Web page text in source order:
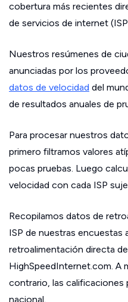
cobertura más recientes
de servicios de internet
Nuestros resúmenes de
anunciadas por los
datos de velocidad del
de resultados anuales de
Para procesar nuestros
primero filtramos valores
pocas pruebas. Luego
velocidad con cada ISP
Recopilamos datos de
ISP de nuestras encuestas
retroalimentación directa
HighSpeedInternet.com. A
contrario, las calificaciones
nacional.